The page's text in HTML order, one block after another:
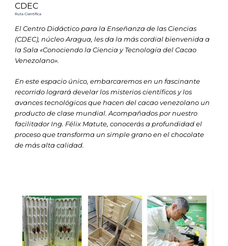
CDEC
Ruta Científica
El Centro Didáctico para la Enseñanza de las Ciencias
(CDEC), núcleo Aragua, les da la más cordial bienvenida a
la Sala «Conociendo la Ciencia y Tecnología del Cacao
Venezolano».
En este espacio único, embarcaremos en un fascinante
recorrido logrará develar los misterios científicos y los
avances tecnológicos que hacen del cacao venezolano un
producto de clase mundial. Acompañados por nuestro
facilitador Ing. Félix Matute, conocerás a profundidad el
proceso que transforma un simple grano en el chocolate
de más alta calidad.